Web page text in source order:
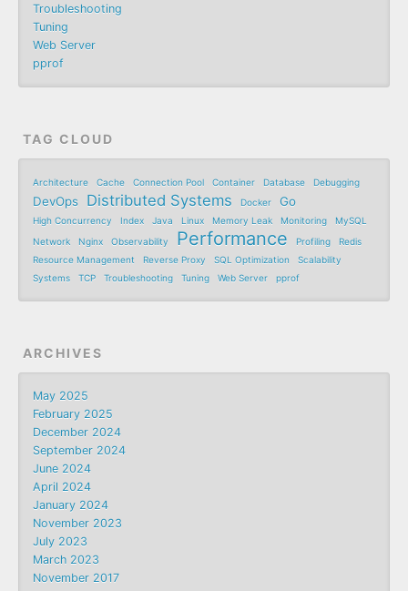
Troubleshooting
Tuning
Web Server
pprof
TAG CLOUD
Architecture Cache Connection Pool Container Database Debugging
DevOps Distributed Systems Docker Go
High Concurrency Index Java Linux Memory Leak Monitoring
MySQL
Network
Nginx Observability Performance Profiling
Redis
Resource Management
Reverse Proxy SQL Optimization
Scalability
Systems
TCP Troubleshooting Tuning Web Server pprof
ARCHIVES
May 2025
February 2025
December 2024
September 2024
June 2024
April 2024
January 2024
November 2023
July 2023
March 2023
November 2017